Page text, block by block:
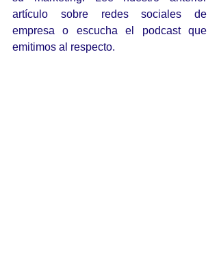
artículo sobre redes sociales de
empresa o escucha el podcast que
emitimos al respecto.